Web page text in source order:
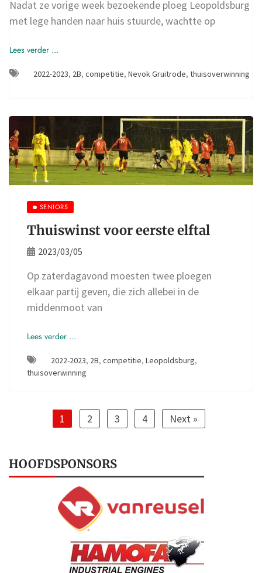
Nadat ze vorige week bezoekende ploeg Leopoldsburg
met lege handen naar huis stuurde, wachtte op
Lees verder ...
2022-2023, 2B, competitie, Nevok Gruitrode, thuisoverwinning
SENIORS
Thuiswinst voor eerste elftal
2023/03/05
Op zaterdagavond moesten twee ploegen
elkaar partij geven, die zich allebei in de
middenmoot van
Lees verder ...
2022-2023, 2B, competitie, Leopoldsburg,
thuisoverwinning
1 2 3 4 Next »
HOOFDSPONSORS